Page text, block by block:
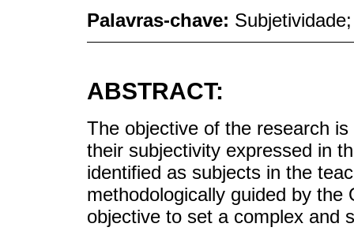
Palavras-chave:
ABSTRACT:
The objective of the research
their subjectivity expressed in
identified as subjects in the
methodologically guided by
objective to set a complex and